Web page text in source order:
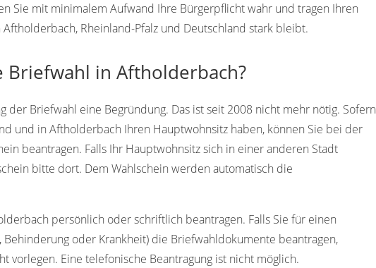
Sie mit minimalem Aufwand Ihre Bürgerpflicht wahr und tragen Ihren
Rheinland-Pfalz und Deutschland stark bleibt.
Briefwahl in Aftholderbach?
der Briefwahl eine Begründung. Das ist seit 2008 nicht mehr nötig. Sofern
und in Aftholderbach Ihren Hauptwohnsitz haben, können Sie bei der
beantragen. Falls Ihr Hauptwohnsitz sich in einer anderen Stadt
bitte dort. Dem Wahlschein werden automatisch die
persönlich oder schriftlich beantragen. Falls Sie für einen
Behinderung oder Krankheit) die Briefwahldokumente beantragen,
vorlegen. Eine telefonische Beantragung ist nicht möglich.